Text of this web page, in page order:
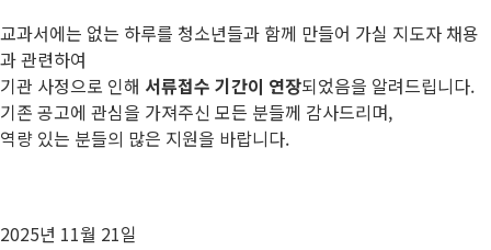
교과서에는 없는 하루를 청소년들과 함께 만들어 가실 지도자 채용
과 관련하여
기관 사정으로 인해 서류접수 기간이 연장되었음을 알려드립니다.
기존 공고에 관심을 가져주신 모든 분들께 감사드리며,
역량 있는 분들의 많은 지원을 바랍니다.
2025년 11월 21일